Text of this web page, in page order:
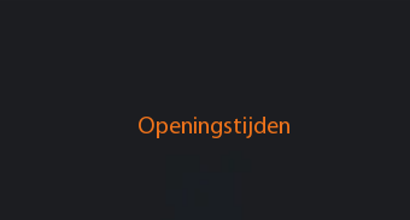
Openingstijden